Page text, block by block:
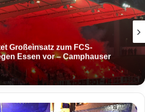
Großeinsatz zum FCS-
Essen vor – Camphauser